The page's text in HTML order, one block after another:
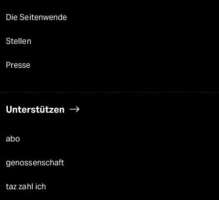
Die Seitenwende
Stellen
Presse
Unterstützen
abo
genossenschaft
taz zahl ich